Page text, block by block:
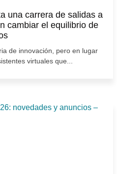
una carrera de salidas a
cambiar el equilibrio de
de innovación, pero en lugar
virtuales que...